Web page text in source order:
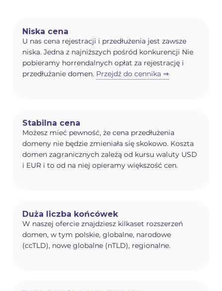
Niska cena
U nas cena rejestracji i przedłużenia jest zawsze
niska. Jedna z najniższych pośród konkurencji Nie
pobieramy horrendalnych opłat za rejestrację i
przedłużanie domen. Przejdź do cennika ⇒
Stabilna cena
Możesz mieć pewność, że cena przedłużenia
domeny nie będzie zmieniała się skokowo. Koszta
domen zagranicznych zależą od kursu waluty USD
i EUR i to od na niej opieramy większość cen.
Duża liczba końcówek
W naszej ofercie znajdziesz kilkaset rozszerzeń
domen, w tym polskie, globalne, narodowe
(ccTLD), nowe globalne (nTLD), regionalne.